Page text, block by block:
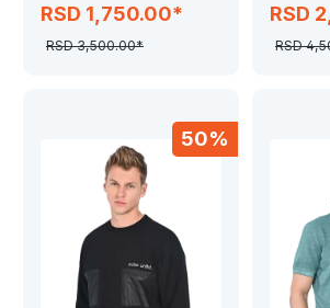
RSD 1,750.00*
RSD 3,500.00*
RSD
RSD
50%